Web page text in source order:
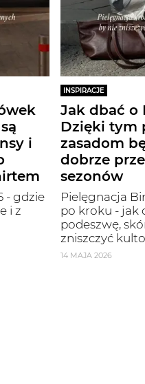
i
- gdzie
i z
INSPIRACJE
Jak dbać o
Dzięki tym
zasadom
dobrze
sezonów
Pielęgnacja
po kroku - jak
podeszwę,
zniszczyć
14 MAJA 2026